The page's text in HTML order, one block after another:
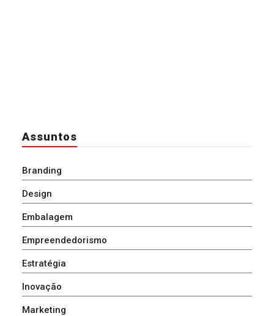
Assuntos
Branding
Design
Embalagem
Empreendedorismo
Estratégia
Inovação
Marketing